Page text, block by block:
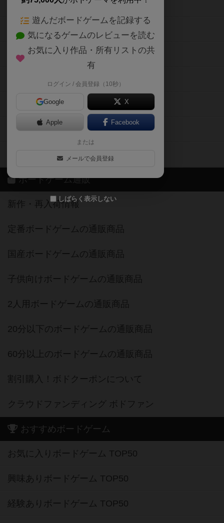
遊んだボードゲームを記録する
気になるゲームのレビューを読む
お気に入り作品・所有リストの共
有
ログイン / 会員登録（10秒）
Google X
Apple Facebook
または
メールで会員登録
しばらく表示しない
ボードゲームの新着レビュー
ボードゲーム会情報
メカニクス特集
掲示板・トピックス
ボドとも・会員一覧
ボードゲーム業界コラム
ボドゲーマご利用案内
ボードゲーム通販
新作・再入荷情報
定番ボードゲームの通販商品
国産ボードゲームの通販商品
子供向けボードゲームの通販商品
2人用ボードゲームの通販商品
20分以下のボードゲームの通販商品
60分以上のボードゲームの通販商品
割引購入！ボドクーポンについて
クラウドファンディング ボドファン
おすすめボードゲーム
お気に入りボードゲーム TOP50
興味ありボードゲーム TOP50
経験ありボードゲーム TOP50